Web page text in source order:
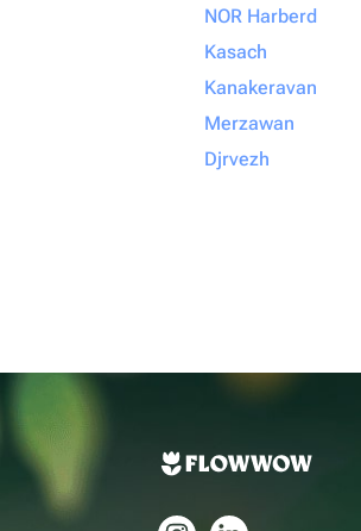
NOR Harberd
Kasach
Kanakeravan
Merzawan
Djrvezh